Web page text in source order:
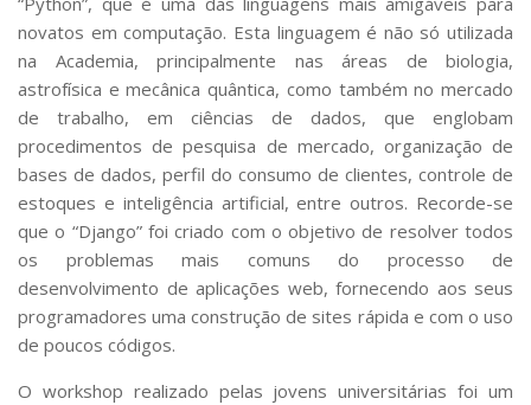
Segurança, Trânsito e Prevenção
RH, Administrativo e Financeiro
Outros serviços
Comunicação
Assessorias e Mídias
Aplicativos e Sites
Jornal da USP
Agenda de Eventos
Defesa de Teses
novatos em computação. Esta linguagem é não só utilizada
na Academia, principalmente nas áreas de biologia,
astrofísica e mecânica quântica, como também no mercado
de trabalho, em ciências de dados, que englobam
procedimentos de pesquisa de mercado, organização de
bases de dados, perfil do consumo de clientes, controle de
estoques e inteligência artificial, entre outros. Recorde-se
que o “Django” foi criado com o objetivo de resolver todos
os problemas mais comuns do processo de
desenvolvimento de aplicações web, fornecendo aos seus
programadores uma construção de sites rápida e com o uso
de poucos códigos.
O workshop realizado pelas jovens universitárias foi um